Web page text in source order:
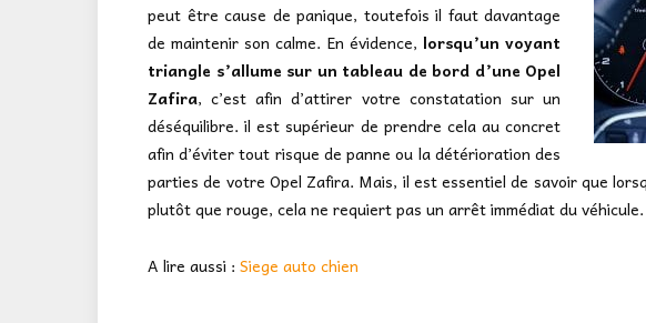
peut être cause de panique, toutefois il faut davantage
de maintenir son calme. En évidence, lorsqu’un voyant
triangle s’allume sur un tableau de bord d’une Opel
Zafira, c’est afin d’attirer votre constatation sur un
déséquilibre. il est supérieur de prendre cela au concret
afin d’éviter tout risque de panne ou la détérioration des
parties de votre Opel Zafira. Mais, il est essentiel de savoir que
plutôt que rouge, cela ne requiert pas un arrêt immédiat du véhicule.
A lire aussi : Siege auto chien